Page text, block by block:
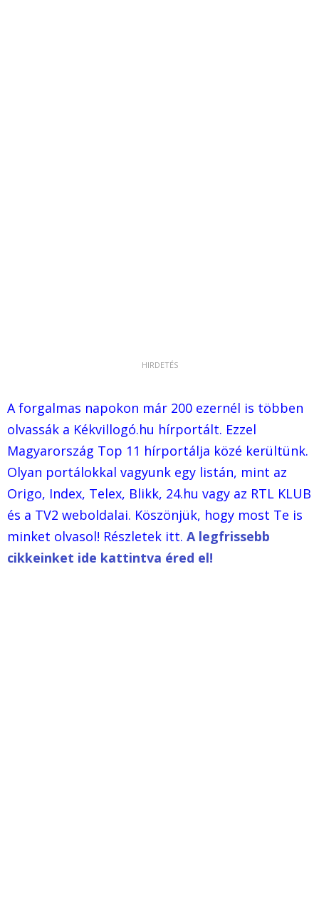
A forgalmas napokon már 200 ezernél is többen
olvassák a Kékvillogó.hu hírportált. Ezzel
Magyarország Top 11 hírportálja közé kerültünk.
Olyan portálokkal vagyunk egy listán, mint az
Origo, Index, Telex, Blikk, 24.hu vagy az RTL KLUB
és a TV2 weboldalai. Köszönjük, hogy most Te is
minket olvasol! Részletek itt. A legfrissebb
cikkeinket ide kattintva éred el!